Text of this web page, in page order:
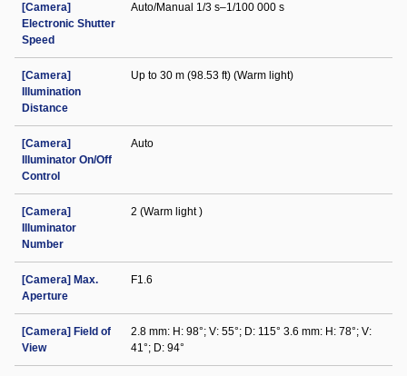
[Camera]
Electronic Shutter
Speed
Auto/Manual 1/3 s–1/100 000 s
[Camera]
Illumination
Distance
Up to 30 m (98.53 ft) (Warm light)
[Camera]
Illuminator On/Off
Control
Auto
[Camera]
Illuminator
Number
2 (Warm light )
[Camera] Max.
Aperture
F1.6
[Camera] Field of
View
2.8 mm: H: 98°; V: 55°; D: 115° 3.6 mm: H: 78°; V:
41°; D: 94°